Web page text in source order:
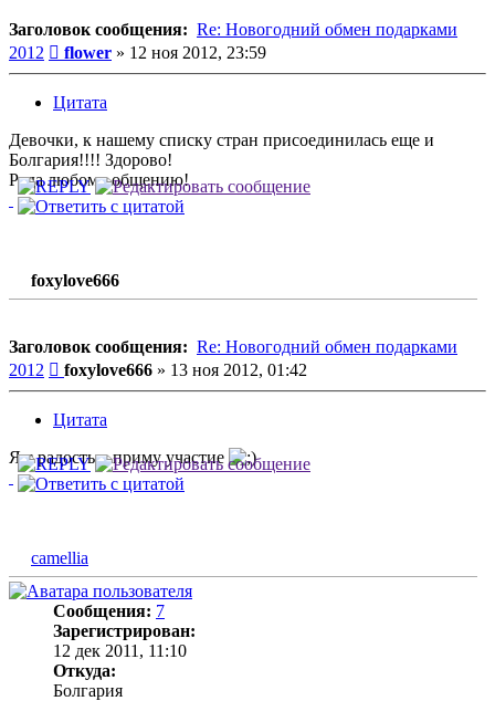
Заголовок сообщения: Re: Новогодний обмен подарками
2012
Сообщение
flower » 12 ноя 2012, 23:59
Цитата
Девочки, к нашему списку стран присоединилась еще и
Болгария!!!! Здорово!
Рада любому общению!
foxylove666
Заголовок сообщения: Re: Новогодний обмен подарками
2012
Сообщение
foxylove666 » 13 ноя 2012, 01:42
Цитата
Я с радостью приму участие
camellia
Сообщения: 7
Зарегистрирован:
12 дек 2011, 11:10
Откуда:
Болгария